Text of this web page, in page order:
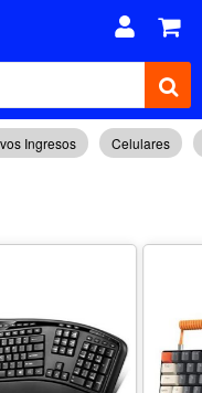
Ingresos Celulares